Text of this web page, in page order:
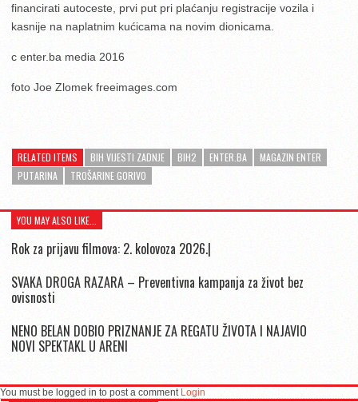
financirati autoceste, prvi put pri plaćanju registracije vozila i
kasnije na naplatnim kućicama na novim dionicama.
c enter.ba media 2016
foto Joe Zlomek freeimages.com
RELATED ITEMS BIH VIJESTI ZADNJE BIH2 ENTER.BA
MAGAZIN ENTER
PUTARINA
TROŠARINE GORIVO
YOU MAY ALSO LIKE...
Rok za prijavu filmova: 2. kolovoza 2026.|
SVAKA DROGA RAZARA – Preventivna kampanja za život bez
ovisnosti
NENO BELAN DOBIO PRIZNANJE ZA REGATU ŽIVOTA I NAJAVIO
NOVI SPEKTAKL U ARENI
You must be logged in to post a comment Login